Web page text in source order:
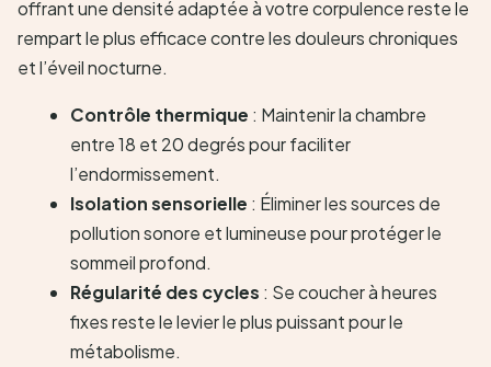
offrant une densité adaptée à votre corpulence reste le
rempart le plus efficace contre les douleurs chroniques
et l’éveil nocturne.
Contrôle thermique : Maintenir la chambre
entre 18 et 20 degrés pour faciliter
l’endormissement.
Isolation sensorielle : Éliminer les sources de
pollution sonore et lumineuse pour protéger le
sommeil profond.
Régularité des cycles : Se coucher à heures
fixes reste le levier le plus puissant pour le
métabolisme.